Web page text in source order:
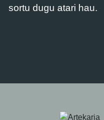
sortu dugu atari hau.